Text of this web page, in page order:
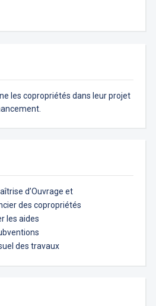
les copropriétés dans leur projet
d’Ouvrage et
des copropriétés
les aides
des travaux